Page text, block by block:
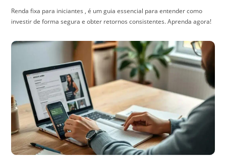
Renda fixa para iniciantes , é um guia essencial para entender como
investir de forma segura e obter retornos consistentes. Aprenda agora!